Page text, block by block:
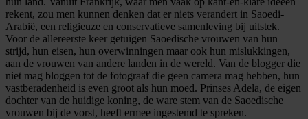
rekent, zou men kunnen denken dat er niets verandert in Saoedi-
Arabië, een religieuze en conservatieve samenleving bij uitstek.
Voor de allereerste keer getuigen Saoedische vrouwen van hun
strijd, hun eisen, hun overwinningen maar ook hun mislukkingen,
aan de vrouwen van andere landen in de wereld. Van de blogger die
niet mag bloggen tot de fotograaf die geen camera mag hebben, hun
vastberadenheid is even groot als hun moed. Prinses Adela, de eigen
dochter van de huidige koning, de ware stem van de Saoedische
vrouwen bij de vorst, heeft ermee ingestemd te spreken.